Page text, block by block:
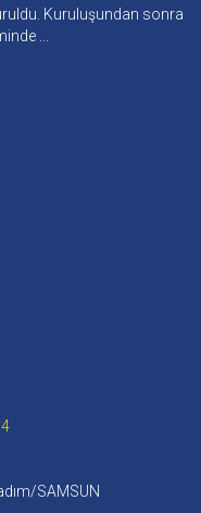
Kuruluşundan sonra
...
SAMSUN